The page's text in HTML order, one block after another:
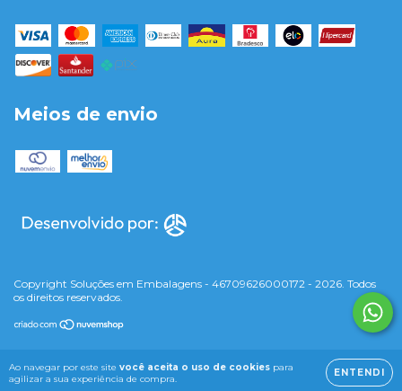
Ao navegar por este site você aceita o uso de cookies para
agilizar a sua experiência de compra.
ENTENDI
Meios de envio
Copyright Soluções em Embalagens - 46709626000172 - 2026. Todos
os direitos reservados.